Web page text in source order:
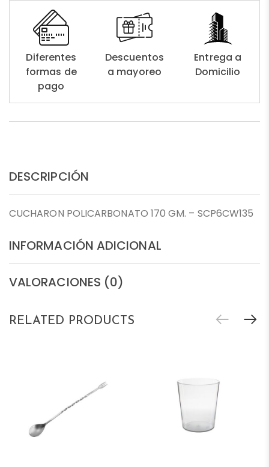
Diferentes
formas de
pago
Descuentos
a mayoreo
Entrega a
Domicilio
DESCRIPCIÓN
CUCHARON POLICARBONATO 170 GM. – SCP6CW135
INFORMACIÓN ADICIONAL
VALORACIONES (0)
RELATED PRODUCTS